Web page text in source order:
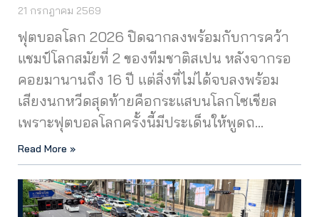
21 กรกฎาคม 2569
ฟุตบอลโลก 2026 ปิดฉากลงพร้อมกับการคว้า
แชมป์โลกสมัยที่ 2 ของทีมชาติสเปน หลังจากรอ
คอยมานานถึง 16 ปี แต่สิ่งที่ไม่ได้จบลงพร้อม
เสียงนกหวีดสุดท้ายคือกระแสบนโลกโซเชียล
เพราะฟุตบอลโลกครั้งนี้มีประเด็นให้พูดถ…
Read More »